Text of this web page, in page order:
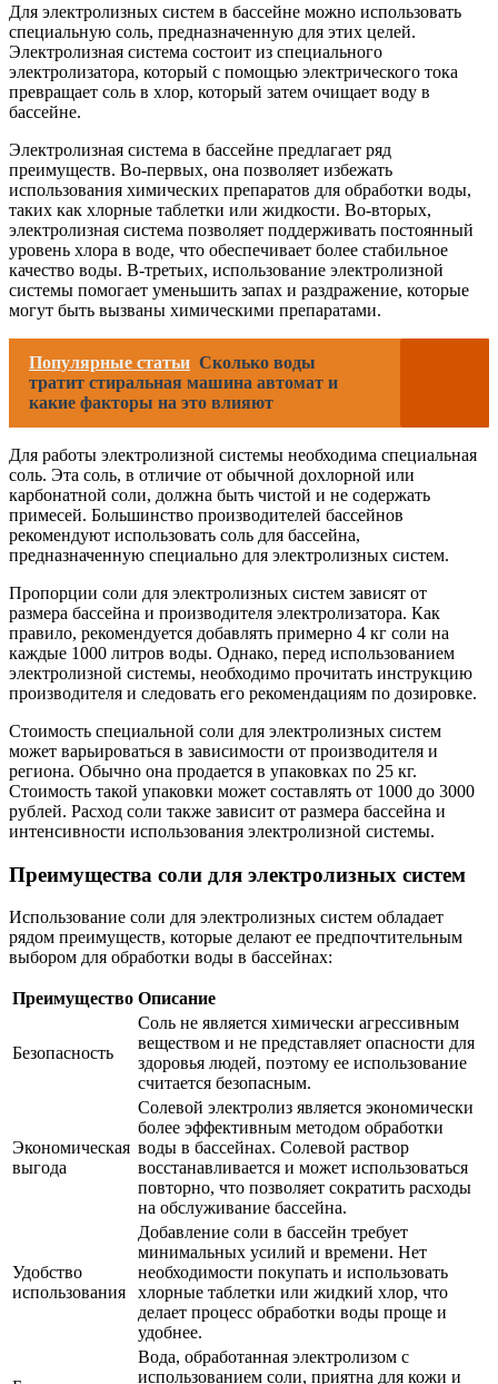
Для электролизных систем в бассейне можно использовать
специальную соль, предназначенную для этих целей.
Электролизная система состоит из специального
электролизатора, который с помощью электрического тока
превращает соль в хлор, который затем очищает воду в
бассейне.
Электролизная система в бассейне предлагает ряд
преимуществ. Во-первых, она позволяет избежать
использования химических препаратов для обработки воды,
таких как хлорные таблетки или жидкости. Во-вторых,
электролизная система позволяет поддерживать постоянный
уровень хлора в воде, что обеспечивает более стабильное
качество воды. В-третьих, использование электролизной
системы помогает уменьшить запах и раздражение, которые
могут быть вызваны химическими препаратами.
Популярные статьи Сколько воды
тратит стиральная машина автомат и
какие факторы на это влияют
Для работы электролизной системы необходима специальная
соль. Эта соль, в отличие от обычной дохлорной или
карбонатной соли, должна быть чистой и не содержать
примесей. Большинство производителей бассейнов
рекомендуют использовать соль для бассейна,
предназначенную специально для электролизных систем.
Пропорции соли для электролизных систем зависят от
размера бассейна и производителя электролизатора. Как
правило, рекомендуется добавлять примерно 4 кг соли на
каждые 1000 литров воды. Однако, перед использованием
электролизной системы, необходимо прочитать инструкцию
производителя и следовать его рекомендациям по дозировке.
Стоимость специальной соли для электролизных систем
может варьироваться в зависимости от производителя и
региона. Обычно она продается в упаковках по 25 кг.
Стоимость такой упаковки может составлять от 1000 до 3000
рублей. Расход соли также зависит от размера бассейна и
интенсивности использования электролизной системы.
Преимущества соли для электролизных систем
Использование соли для электролизных систем обладает
рядом преимуществ, которые делают ее предпочтительным
выбором для обработки воды в бассейнах:
Преимущество Описание
Безопасность
Соль не является химически агрессивным
веществом и не представляет опасности для
здоровья людей, поэтому ее использование
считается безопасным.
Экономическая
выгода
Солевой электролиз является экономически
более эффективным методом обработки
воды в бассейнах. Солевой раствор
восстанавливается и может использоваться
повторно, что позволяет сократить расходы
на обслуживание бассейна.
Удобство
использования
Добавление соли в бассейн требует
минимальных усилий и времени. Нет
необходимости покупать и использовать
хлорные таблетки или жидкий хлор, что
делает процесс обработки воды проще и
удобнее.
Вода, обработанная электролизом с
использованием соли, приятна для кожи и